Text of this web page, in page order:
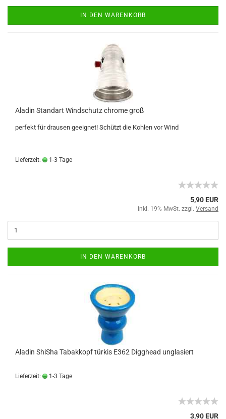
IN DEN WARENKORB
Aladin Standart Windschutz chrome groß
perfekt für drausen geeignet! Schützt die Kohlen vor Wind
Lieferzeit: 1-3 Tage
5,90 EUR
inkl. 19% MwSt. zzgl. Versand
IN DEN WARENKORB
Aladin ShiSha Tabakkopf türkis E362 Digghead unglasiert
Lieferzeit: 1-3 Tage
3,90 EUR